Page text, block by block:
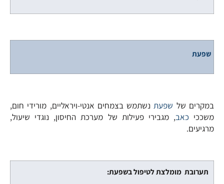
שפעת
במקרים של שפעתנשתמש בצמחים אנטי-ויראליים, מורידי חום,
משככי כאב, מגבירי פעילות של מערכת החיסון, נוגדי שיעול,
מרגיעים.
תערובת מומלצת לטיפול בשפעת: